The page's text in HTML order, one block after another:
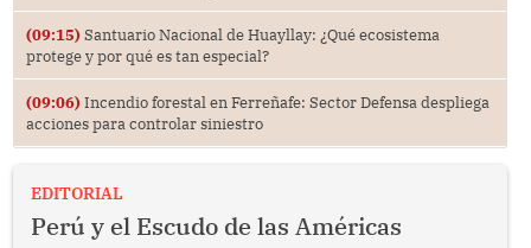
(09:15) Santuario Nacional de Huayllay: ¿Qué ecosistema
protege y por qué es tan especial?
(09:06) Incendio forestal en Ferreñafe: Sector Defensa despliega
acciones para controlar siniestro
EDITORIAL
Perú y el Escudo de las Américas